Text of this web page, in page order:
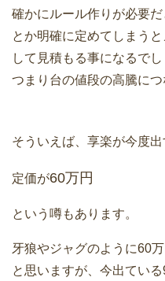
確かにルール作りが必要
とか明確に定めてしまう
して見積もる事になるでし
つまり台の値段の高騰につ
そういえば、享楽が今度
定価が60万円
という噂もあります。
牙狼やジャグのように60
と思いますが、今出てい